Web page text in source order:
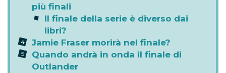
più finali
Il finale della serie è diverso dai
libri?
Jamie Fraser morirà nel finale?
Quando andrà in onda il finale di
Outlander